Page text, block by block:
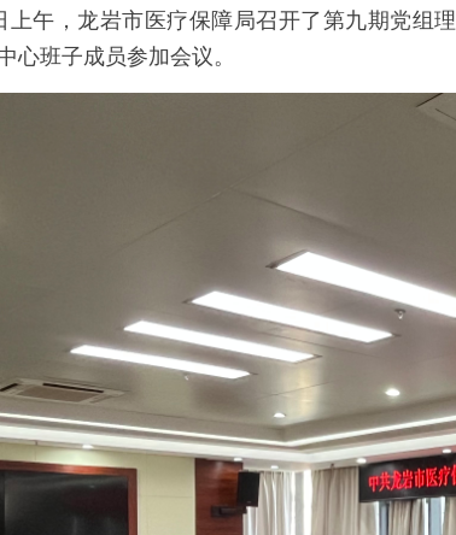
午，龙岩市医疗保障局召开了第九期党组
心班子成员参加会议。